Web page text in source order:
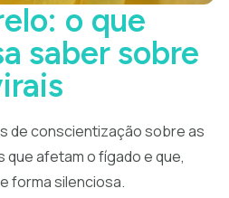
o que
saber sobre
de conscientização sobre as
afetam o fígado e que,
forma silenciosa.